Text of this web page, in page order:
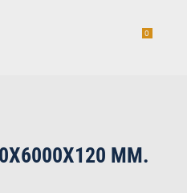
0
MM.